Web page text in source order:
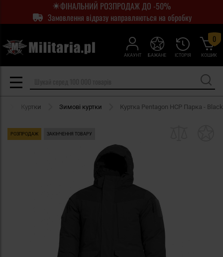
ФІНАЛЬНИЙ РОЗПРОДАЖ ДО -50%
Замовлення відразу направляються на обробку
АКАУНТ ІСТОРІЯ
БАЖАНЕ КОШИК
0
Куртки Зимові куртки Куртка Pentagon HCP Парка - Black
РОЗПРОДАЖ ЗАКІНЧЕННЯ ТОВАРУ